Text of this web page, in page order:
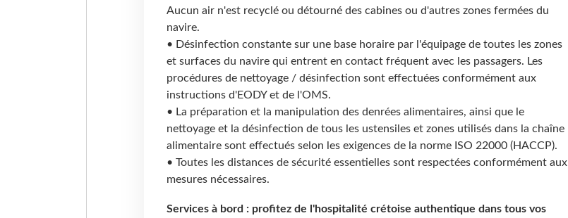
Aucun air n'est recyclé ou détourné des cabines ou d'autres zones fermées du
navire.
• Désinfection constante sur une base horaire par l'équipage de toutes les zones
et surfaces du navire qui entrent en contact fréquent avec les passagers. Les
procédures de nettoyage / désinfection sont effectuées conformément aux
instructions d'EODY et de l'OMS.
• La préparation et la manipulation des denrées alimentaires, ainsi que le
nettoyage et la désinfection de tous les ustensiles et zones utilisés dans la chaîne
alimentaire sont effectués selon les exigences de la norme ISO 22000 (HACCP).
• Toutes les distances de sécurité essentielles sont respectées conformément aux
mesures nécessaires.
Services à bord : profitez de l'hospitalité crétoise authentique dans tous vos